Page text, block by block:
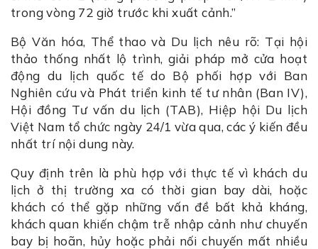
trong vòng 72 giờ trước khi xuất cảnh.”
Bộ Văn hóa, Thể thao và Du lịch nêu rõ: Tại hội
thảo thống nhất lộ trình, giải pháp mở cửa hoạt
động du lịch quốc tế do Bộ phối hợp với Ban
Nghiên cứu và Phát triển kinh tế tư nhân (Ban IV),
Hội đồng Tư vấn du lịch (TAB), Hiệp hội Du lịch
Việt Nam tổ chức ngày 24/1 vừa qua, các ý kiến đều
nhất trí nội dung này.
Quy định trên là phù hợp với thực tế vì khách du
lịch ở thị trường xa có thời gian bay dài, hoặc
khách có thể gặp những vấn đề bất khả kháng,
khách quan khiến chậm trễ nhập cảnh như chuyến
bay bị hoãn, hủy hoặc phải nối chuyến mất nhiều